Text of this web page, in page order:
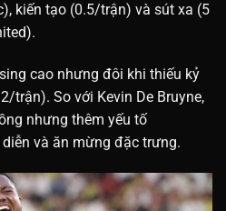
kiến tạo (0.5/trận) và sút xa (5
cao nhưng đôi khi thiếu kỷ
trận). So với Kevin De Bruyne,
nhưng thêm yếu tố
và ăn mừng đặc trưng.